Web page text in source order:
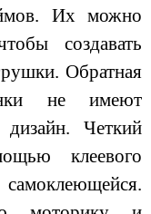
Их можно
создавать
Обратная
не имеют
Четкий
клеевого